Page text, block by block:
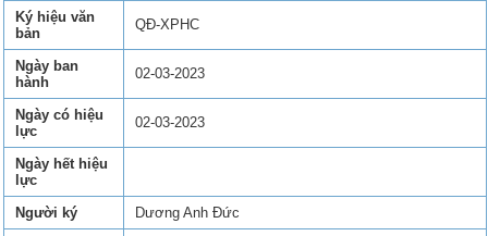
Ký hiệu văn
bản
QĐ-XPHC
Ngày ban
hành
02-03-2023
Ngày có hiệu
lực
02-03-2023
Ngày hết hiệu
lực
Người ký
Dương Anh Đức